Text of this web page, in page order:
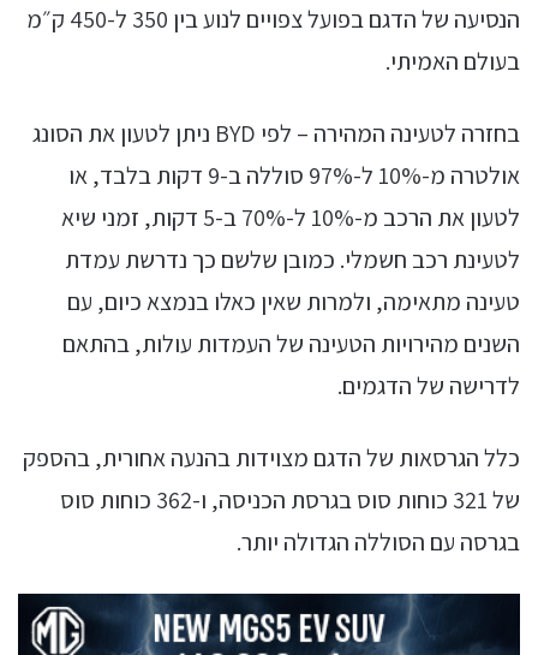
הנסיעה של הדגם בפועל צפויים לנוע בין 350 ל-450 ק״מ
בעולם האמיתי.
בחזרה לטעינה המהירה – לפי BYD ניתן לטעון את הסונג
אולטרה מ-10% ל-97% סוללה ב-9 דקות בלבד, או
לטעון את הרכב מ-10% ל-70% ב-5 דקות, זמני שיא
לטעינת רכב חשמלי. כמובן שלשם כך נדרשת עמדת
טעינה מתאימה, ולמרות שאין כאלו בנמצא כיום, עם
השנים מהירויות הטעינה של העמדות עולות, בהתאם
לדרישה של הדגמים.
כלל הגרסאות של הדגם מצוידות בהנעה אחורית, בהספק
של 321 כוחות סוס בגרסת הכניסה, ו-362 כוחות סוס
בגרסה עם הסוללה הגדולה יותר.